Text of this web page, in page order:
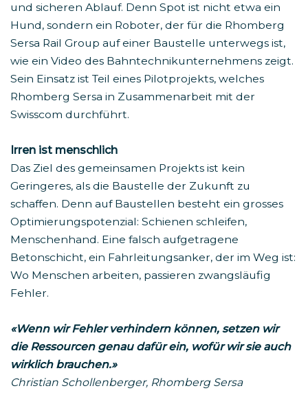
und sicheren Ablauf. Denn Spot ist nicht etwa ein
Hund, sondern ein Roboter, der für die Rhomberg
Sersa Rail Group auf einer Baustelle unterwegs ist,
wie ein Video des Bahntechnikunternehmens zeigt.
Sein Einsatz ist Teil eines Pilotprojekts, welches
Rhomberg Sersa in Zusammenarbeit mit der
Swisscom durchführt.
Irren ist menschlich
Das Ziel des gemeinsamen Projekts ist kein
Geringeres, als die Baustelle der Zukunft zu
schaffen. Denn auf Baustellen besteht ein grosses
Optimierungspotenzial: Schienen schleifen,
Menschenhand. Eine falsch aufgetragene
Betonschicht, ein Fahrleitungsanker, der im Weg ist:
Wo Menschen arbeiten, passieren zwangsläufig
Fehler.
«Wenn wir Fehler verhindern können, setzen wir
die Ressourcen genau dafür ein, wofür wir sie auch
wirklich brauchen.»
Christian Schollenberger, Rhomberg Sersa